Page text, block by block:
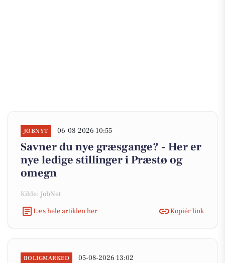
JOBNYT 06-08-2026 10:55
Savner du nye græsgange? - Her er
nye ledige stillinger i Præstø og
omegn
Kilde: JobNet
Læs hele artiklen her
Kopiér link
BOLIGMARKED 05-08-2026 13:02